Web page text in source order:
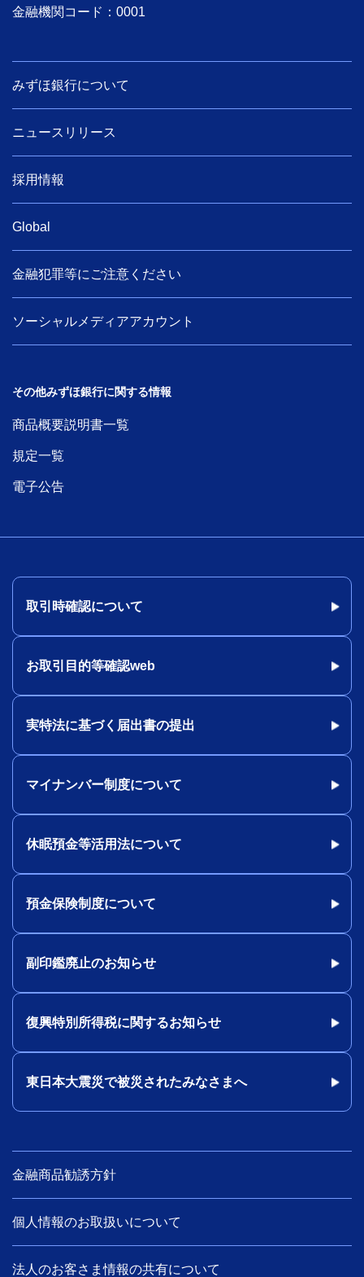
金融機関コード：0001
みずほ銀行について
ニュースリリース
採用情報
Global
金融犯罪等にご注意ください
ソーシャルメディアアカウント
その他みずほ銀行に関する情報
商品概要説明書一覧
規定一覧
電子公告
取引時確認について
お取引目的等確認web
実特法に基づく届出書の提出
マイナンバー制度について
休眠預金等活用法について
預金保険制度について
副印鑑廃止のお知らせ
復興特別所得税に関するお知らせ
東日本大震災で被災されたみなさまへ
金融商品勧誘方針
個人情報のお取扱いについて
法人のお客さま情報の共有について